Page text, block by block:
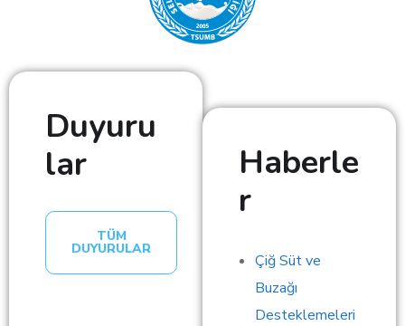
Duyuru
lar
TÜM
DUYURULAR
Haberle
r
Çiğ Süt ve
Buzağı
Desteklemeleri